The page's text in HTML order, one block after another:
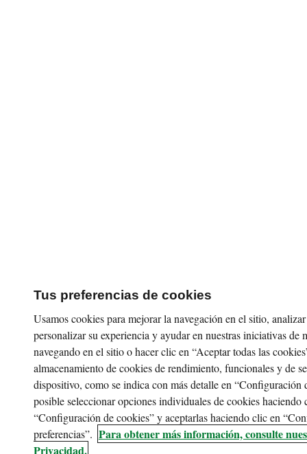
Tus preferencias de cookies
Usamos cookies para mejorar la navegación en el sitio,
personalizar su experiencia y ayudar en nuestras iniciativas de
navegando en el sitio o hacer clic en “Aceptar todas las
almacenamiento de cookies de rendimiento, funcionales y de
dispositivo, como se indica con más detalle en “Configuración
posible seleccionar opciones individuales de cookies haciendo
“Configuración de cookies” y aceptarlas haciendo clic en
preferencias”. Para obtener más información, consulte
Privacidad.